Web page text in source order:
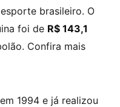
brasileiro. O
foi de R$ 143,1
Confira mais
1994 e já realizou